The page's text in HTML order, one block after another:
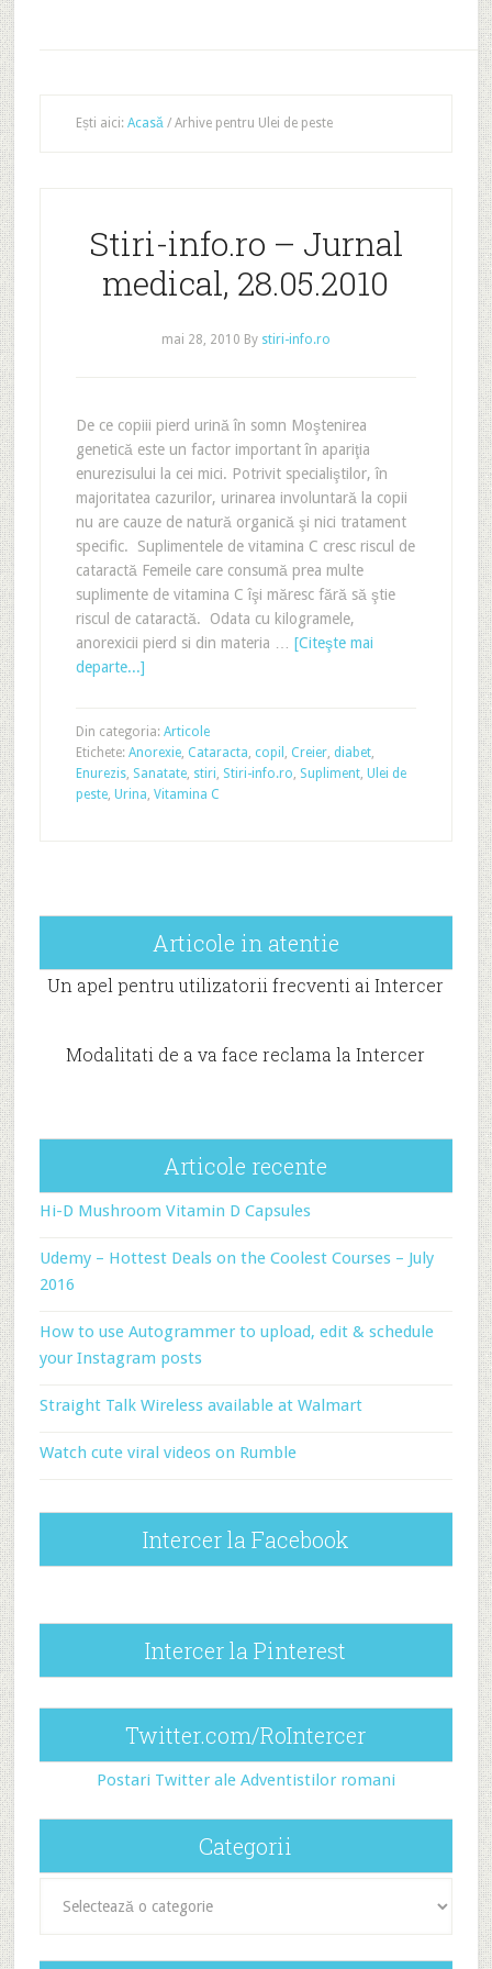
Ești aici: Acasă /Arhive pentru Ulei de peste
Stiri-info.ro – Jurnal
medical, 28.05.2010
mai 28, 2010 By stiri-info.ro
De ce copiii pierd urină în somn Moştenirea
genetică este un factor important în apariţia
enurezisului la cei mici. Potrivit specialiştilor, în
majoritatea cazurilor, urinarea involuntară la copii
nu are cauze de natură organică şi nici tratament
specific. Suplimentele de vitamina C cresc riscul de
cataractă Femeile care consumă prea multe
suplimente de vitamina C îşi măresc fără să ştie
riscul de cataractă. Odata cu kilogramele,
anorexicii pierd si din materia … [Citeşte mai
departe...]
Din categoria: Articole
Etichete: Anorexie, Cataracta, copil , Creier, diabet,
Enurezis, Sanatate, stiri, Stiri-info.ro, Supliment, Ulei de
peste, Urina, Vitamina C
Articole in atentie
Un apel pentru utilizatorii frecventi ai Intercer
Modalitati de a va face reclama la Intercer
Articole recente
Hi-D Mushroom Vitamin D Capsules
Udemy – Hottest Deals on the Coolest Courses – July
2016
How to use Autogrammer to upload, edit & schedule
your Instagram posts
Straight Talk Wireless available at Walmart
Watch cute viral videos on Rumble
Intercer la Facebook
Intercer la Pinterest
Twitter.com/RoIntercer
Postari Twitter ale Adventistilor romani
Categorii